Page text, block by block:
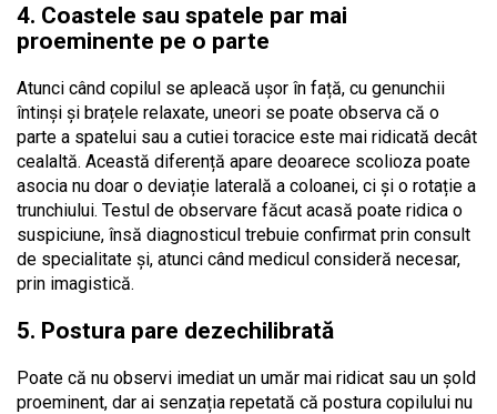
4. Coastele sau spatele par mai
proeminente pe o parte
Atunci când copilul se apleacă ușor în față, cu genunchii
întinși și brațele relaxate, uneori se poate observa că o
parte a spatelui sau a cutiei toracice este mai ridicată decât
cealaltă. Această diferență apare deoarece scolioza poate
asocia nu doar o deviație laterală a coloanei, ci și o rotație a
trunchiului. Testul de observare făcut acasă poate ridica o
suspiciune, însă diagnosticul trebuie confirmat prin consult
de specialitate și, atunci când medicul consideră necesar,
prin imagistică.
5. Postura pare dezechilibrată
Poate că nu observi imediat un umăr mai ridicat sau un șold
proeminent, dar ai senzația repetată că postura copilului nu